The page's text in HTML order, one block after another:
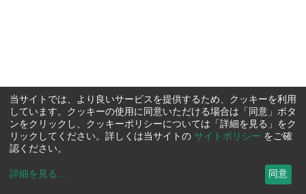
当サイトでは、より良いサービスを提供するため、クッキーを利用
しています。クッキーの使用に同意いただける場合は「同意」ボタ
ンをクリックし、クッキーポリシーについては「詳細を見る」をク
リックしてください。詳しくは当サイトの サイトポリシー をご確
認ください。
詳細を見る ... 同意